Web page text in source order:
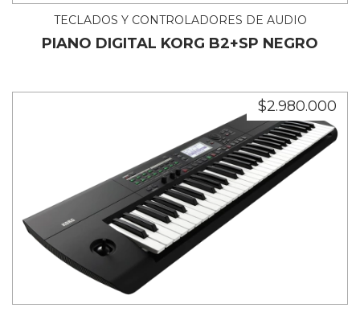
TECLADOS Y CONTROLADORES DE AUDIO
PIANO DIGITAL KORG B2+SP NEGRO
$2.980.000